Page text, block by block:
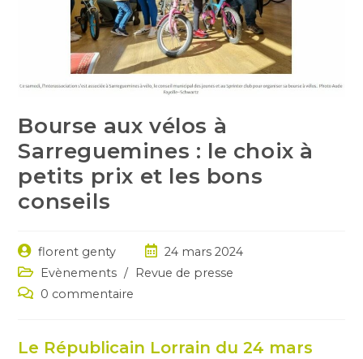
Bourse aux vélos à
Sarreguemines : le choix à
petits prix et les bons
conseils
Auteur/autrice
de
la
publication :
florent genty
Post
published:
24 mars 2024
Post
category:
Evènements /
Revue de presse
Post0 commentaire
Le Républicain Lorrain du 24 mars